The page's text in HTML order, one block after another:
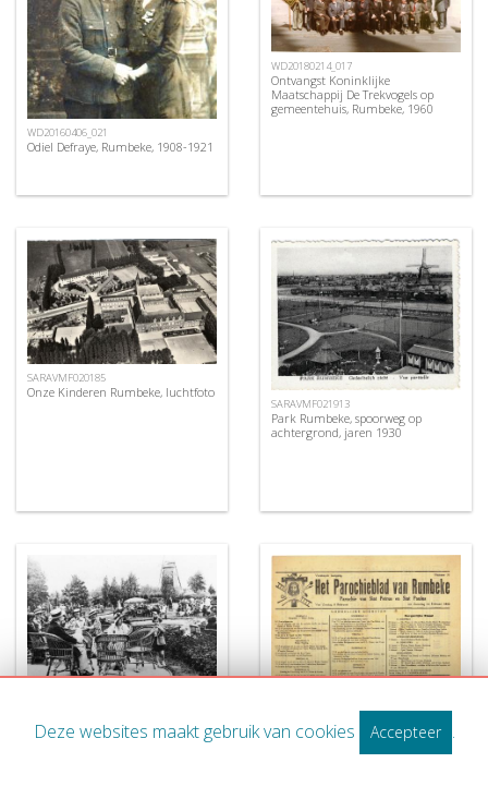
WD20160406_021
Odiel Defraye, Rumbeke, 1908-1921
WD20180214_017
Ontvangst Koninklijke
Maatschappij De Trekvogels op
gemeentehuis, Rumbeke, 1960
SARAVMF020185
Onze Kinderen Rumbeke, luchtfoto
SARAVMF021913
Park Rumbeke, spoorweg op
achtergrond, jaren 1930
Parochieblad Rumbeke, 1942
Deze websites maakt gebruik van cookies Accepteer .